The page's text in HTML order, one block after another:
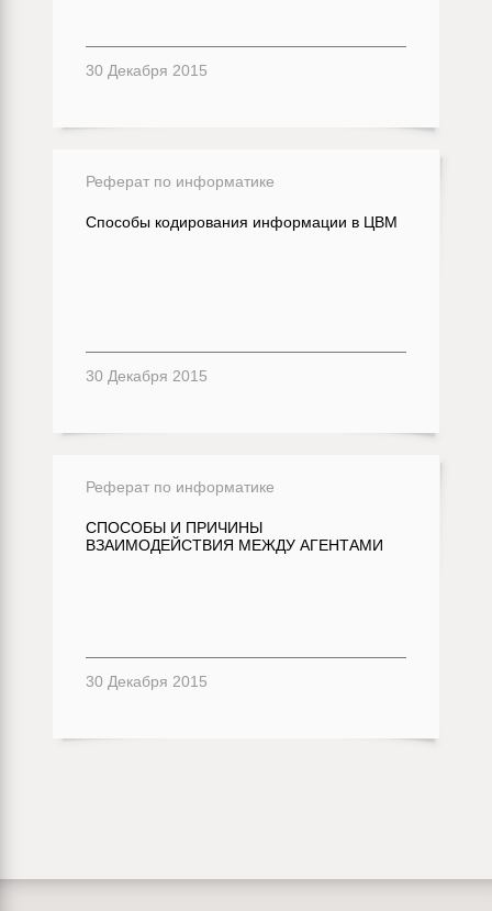
30 Декабря 2015
Реферат по информатике
Способы кодирования информации в ЦВМ
30 Декабря 2015
Реферат по информатике
СПОСОБЫ И ПРИЧИНЫ
ВЗАИМОДЕЙСТВИЯ МЕЖДУ АГЕНТАМИ
30 Декабря 2015